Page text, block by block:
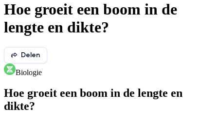
Hoe groeit een boom in de
lengte en dikte?
Delen
Biologie
Hoe groeit een boom in de lengte en
dikte?